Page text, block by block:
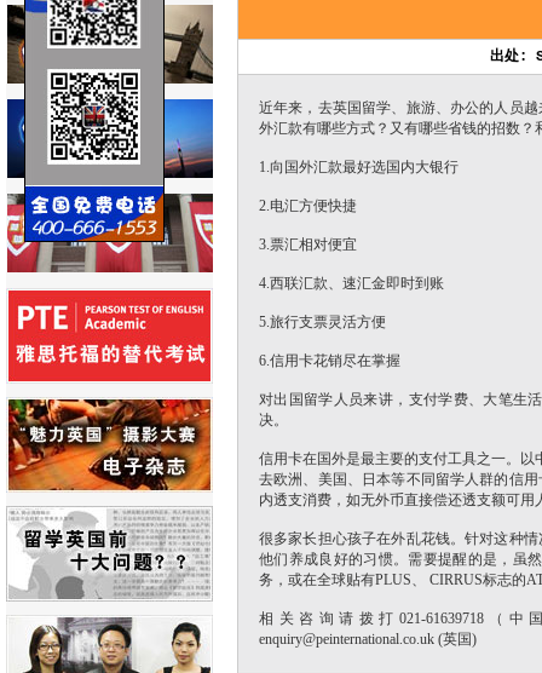
出处:
近年来，去英国留学、旅游、办公的人员
外汇款有哪些方式？又有哪些省钱的招数
1.向国外汇款最好选国内大银行
2.电汇方便快捷
3.票汇相对便宜
4.西联汇款、速汇金即时到账
5.旅行支票灵活方便
6.信用卡花销尽在掌握
对出国留学人员来讲，支付学费、大笔生
决。
信用卡在国外是最主要的支付工具之一。
去欧洲、美国、日本等不同留学人群的信
内透支消费，如无外币直接偿还透支额可用
很多家长担心孩子在外乱花钱。针对这种
他们养成良好的习惯。需要提醒的是，虽
务，或在全球贴有PLUS、 CIRRUS标志的
相关咨询请拨打021-61639718（中
enquiry@peinternational.co.uk (英国)